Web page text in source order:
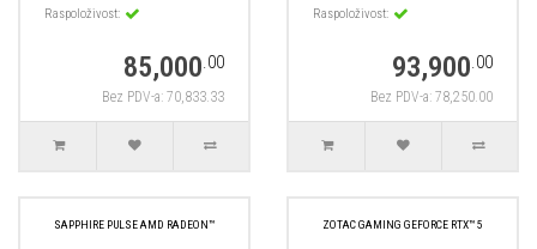
Raspoloživost:
85,000.00
Bez PDV-a: 70,833.33
Raspoloživost:
93,900.00
Bez PDV-a: 78,250.00
SAPPHIRE PULSE AMD RADEON™ ZOTAC GAMING GEFORCE RTX™ 5